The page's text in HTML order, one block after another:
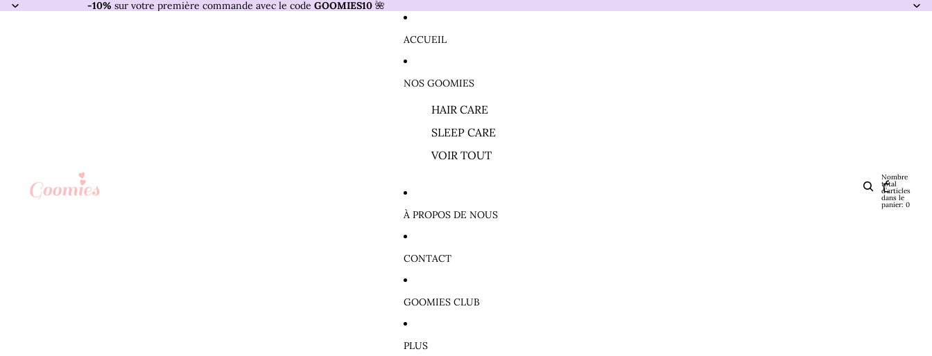
-10% sur votre première commande avec le code GOOMIES10 🌺
ACCUEIL
NOS GOOMIES
HAIR CARE
SLEEP CARE
VOIR TOUT
À PROPOS DE NOUS
CONTACT
GOOMIES CLUB
PLUS
Nombre
total
d’articles
dans le
panier: 0